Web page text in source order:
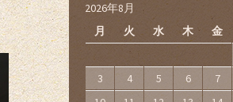
2026年8月
月
火 水 木 金
3
4 5 6 7